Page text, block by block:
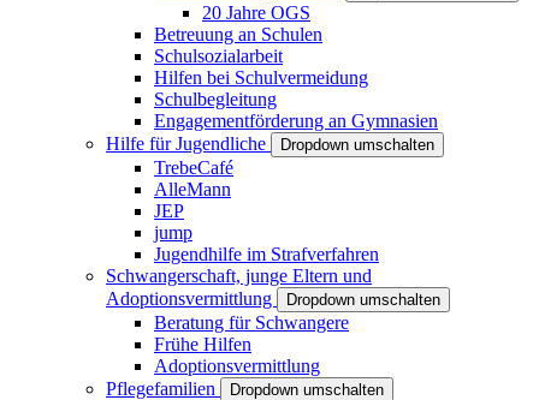
20 Jahre OGS
Betreuung an Schulen
Schulsozialarbeit
Hilfen bei Schulvermeidung
Schulbegleitung
Engagementförderung an Gymnasien
Hilfe für Jugendliche
Dropdown umschalten
TrebeCafé
AlleMann
JEP
jump
Jugendhilfe im Strafverfahren
Schwangerschaft, junge Eltern und
Adoptionsvermittlung
Dropdown umschalten
Beratung für Schwangere
Frühe Hilfen
Adoptionsvermittlung
Pflegefamilien
Dropdown umschalten